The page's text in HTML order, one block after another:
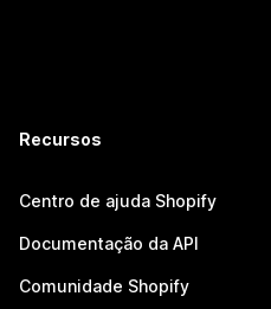
Recursos
Centro de ajuda Shopify
Documentação da API
Comunidade Shopify